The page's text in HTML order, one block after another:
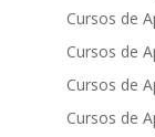
Cursos de
Cursos de
Cursos de
Cursos de